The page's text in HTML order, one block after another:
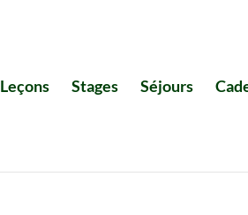
Leçons Stages Séjours